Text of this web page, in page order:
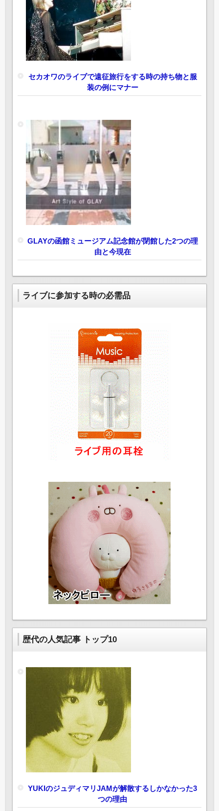
セカオワのライブで遠征旅行をする時の持ち物と服
装の例にマナー
GLAYの函館ミュージアム記念館が閉館した2つの理
由と今現在
ライブに参加する時の必需品
歴代の人気記事 トップ10
YUKIのジュディマリJAMが解散するしかなかった3
つの理由